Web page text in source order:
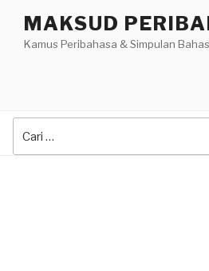
content
MAKSUD
Kamus Peribahasa & Simpulan